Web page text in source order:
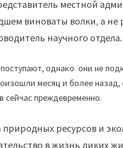
местной
виноваты волки, а
научного отдела.
однако они не
месяц и более назад,
сейчас преждевременно.
ресурсов и
в жизнь диких